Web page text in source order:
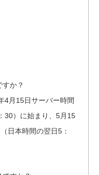
か？
4月15日サーバー時間
30）に始まり、5月15
日本時間の翌日5：